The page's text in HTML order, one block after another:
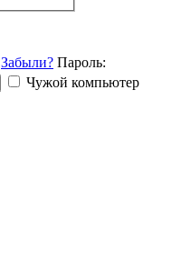
Забыли? Пароль:
Чужой компьютер